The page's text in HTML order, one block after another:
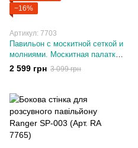
−16%
Артикул: 7703
Павильон с москитной сеткой и
молниями. Москитная палатка
шатер
2 599 грн 3 099 грн